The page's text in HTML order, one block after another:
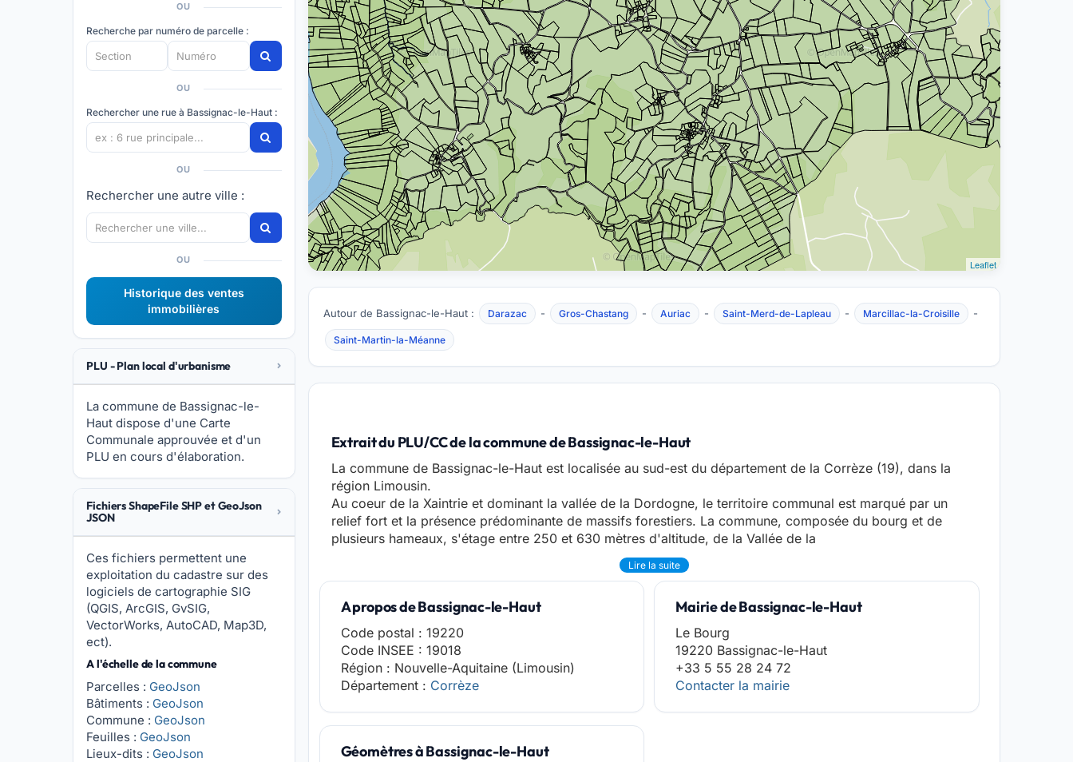
OU
Recherche par numéro de parcelle :
OU
Rechercher une rue à Bassignac-le-Haut :
OU
Rechercher une autre ville :
OU
Historique des ventes
immobilières
PLU - Plan local d'urbanisme
La commune de Bassignac-le-
Haut dispose d'une Carte
Communale approuvée et d'un
PLU en cours d'élaboration.
Fichiers ShapeFile SHP et GeoJson
JSON
Ces fichiers permettent une
exploitation du cadastre sur des
logiciels de cartographie SIG
(QGIS, ArcGIS, GvSIG,
VectorWorks, AutoCAD, Map3D,
ect).
A l'échelle de la commune
Parcelles : GeoJson
Bâtiments : GeoJson
Commune : GeoJson
Feuilles : GeoJson
Lieux-dits : GeoJson
Leaflet
Autour de Bassignac-le-Haut : Darazac - Gros-Chastang - Auriac - Saint-Merd-de-Lapleau - Marcillac-la-Croisille -
Saint-Martin-la-Méanne
Extrait du PLU/CC de la commune de Bassignac-le-Haut
La commune de Bassignac-le-Haut est localisée au sud-est du département de la Corrèze (19), dans la
région Limousin.
Au coeur de la Xaintrie et dominant la vallée de la Dordogne, le territoire communal est marqué par un
relief fort et la présence prédominante de massifs forestiers. La commune, composée du bourg et de
plusieurs hameaux, s'étage entre 250 et 630 mètres d'altitude, de la Vallée de la
Lire la suite
A propos de Bassignac-le-Haut
Code postal : 19220
Code INSEE : 19018
Région : Nouvelle-Aquitaine (Limousin)
Département : Corrèze
Mairie de Bassignac-le-Haut
Le Bourg
19220 Bassignac-le-Haut
+33 5 55 28 24 72
Contacter la mairie
Géomètres à Bassignac-le-Haut